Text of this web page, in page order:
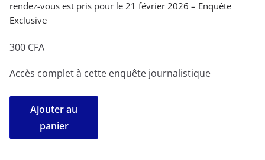
rendez-vous est pris pour le 21 février 2026 – Enquête
Exclusive
300 CFA
Accès complet à cette enquête journalistique
quantité
Reprise
des
Ajouter au
panier